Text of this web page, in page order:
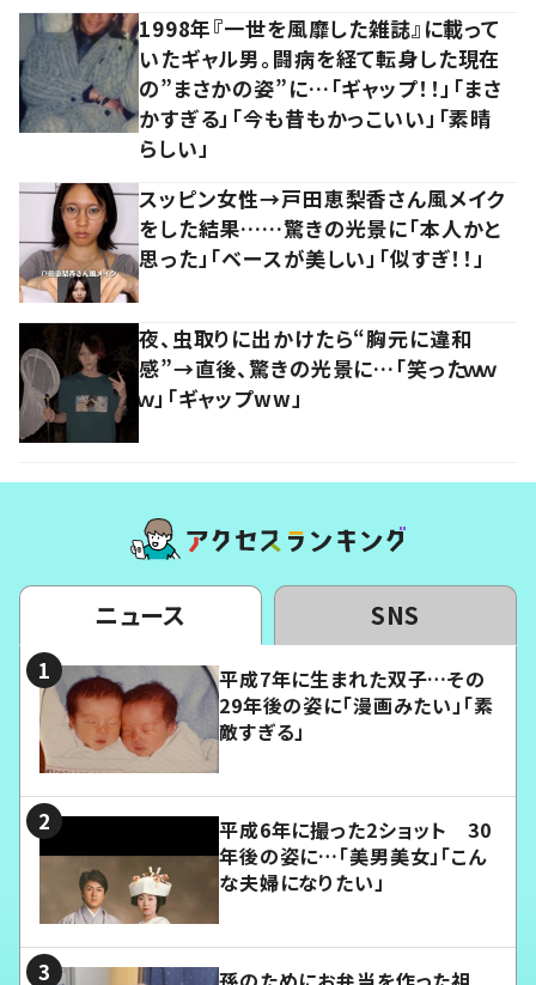
1998年『一世を風靡した雑誌』に載って
いたギャル男。闘病を経て転身した現在
の”まさかの姿”に…「ギャップ！！」「まさ
かすぎる」「今も昔もかっこいい」「素晴
らしい」
スッピン女性→戸田恵梨香さん風メイク
をした結果……驚きの光景に「本人かと
思った」「ベースが美しい」「似すぎ！！」
夜、虫取りに出かけたら“胸元に違和
感”→直後、驚きの光景に…「笑ったｗｗ
ｗ」「ギャップww」
ニュース SNS
平成7年に生まれた双子…その
29年後の姿に「漫画みたい」「素
敵すぎる」
平成6年に撮った2ショット 30
年後の姿に…「美男美女」「こん
な夫婦になりたい」